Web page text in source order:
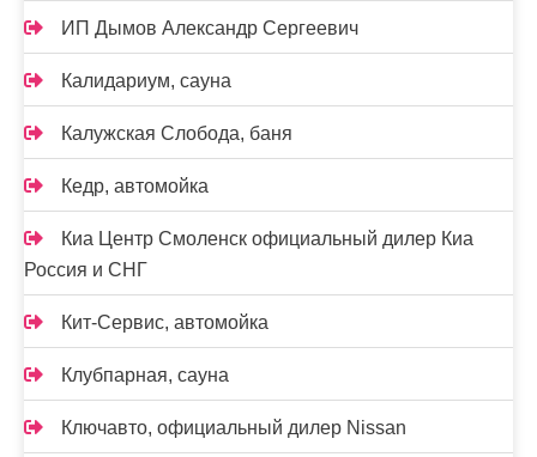
ИП Дымов Александр Сергеевич
Калидариум, сауна
Калужская Слобода, баня
Кедр, автомойка
Киа Центр Смоленск официальный дилер Киа
Россия и СНГ
Кит-Сервис, автомойка
Клубпарная, сауна
Ключавто, официальный дилер Nissan